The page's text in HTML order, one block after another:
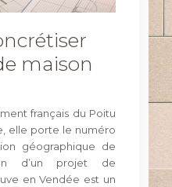
maison
français du Poitu
elle porte le numéro
géographique de
d’un projet de
en Vendée est un